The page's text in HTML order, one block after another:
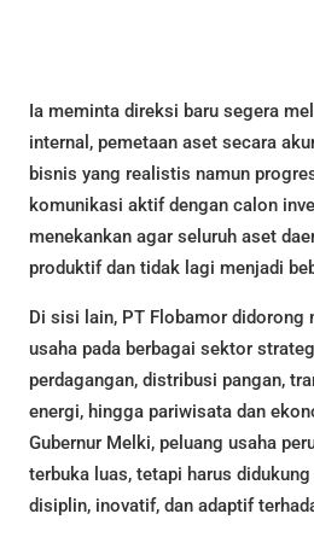
Ia meminta direksi baru segera
internal, pemetaan aset secara
bisnis yang realistis namun
komunikasi aktif dengan calon
menekankan agar seluruh aset
produktif dan tidak lagi menjadi
Di sisi lain, PT Flobamor didorong
usaha pada berbagai sektor
perdagangan, distribusi pangan,
energi, hingga pariwisata dan
Gubernur Melki, peluang usaha
terbuka luas, tetapi harus
disiplin, inovatif, dan adaptif